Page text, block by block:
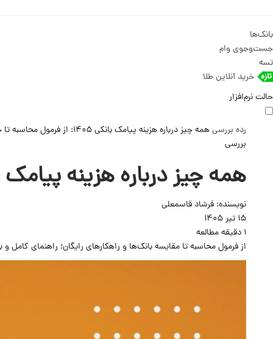
بانک‌ها
جست‌وجوی وام
تسه
خرید آنلاین طلا
حالت نرم‌افزار
رده بررسیهمه چیز درباره هزینه پیامک بانکی ۱۴۰۵: از فرمول محاسبه تا حذف کامل کارمزد
بررسی
همه چیز درباره هزینه پیامک بانکی ۱۴۰۵: از فرمول محاسبه تا
نویسنده: فرشاد قاسمعلی
15 تیر 1405
1 دقیقه مطالعه
از فرمول محاسبه تا مقایسه بانک‌ها و راهکارهای رایگان؛ راهنمای کامل و